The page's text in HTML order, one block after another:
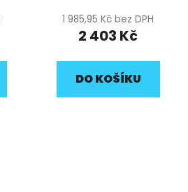
1170mm pitbike YCF
1 985,95 Kč bez DPH
2 403 Kč
DO KOŠÍKU